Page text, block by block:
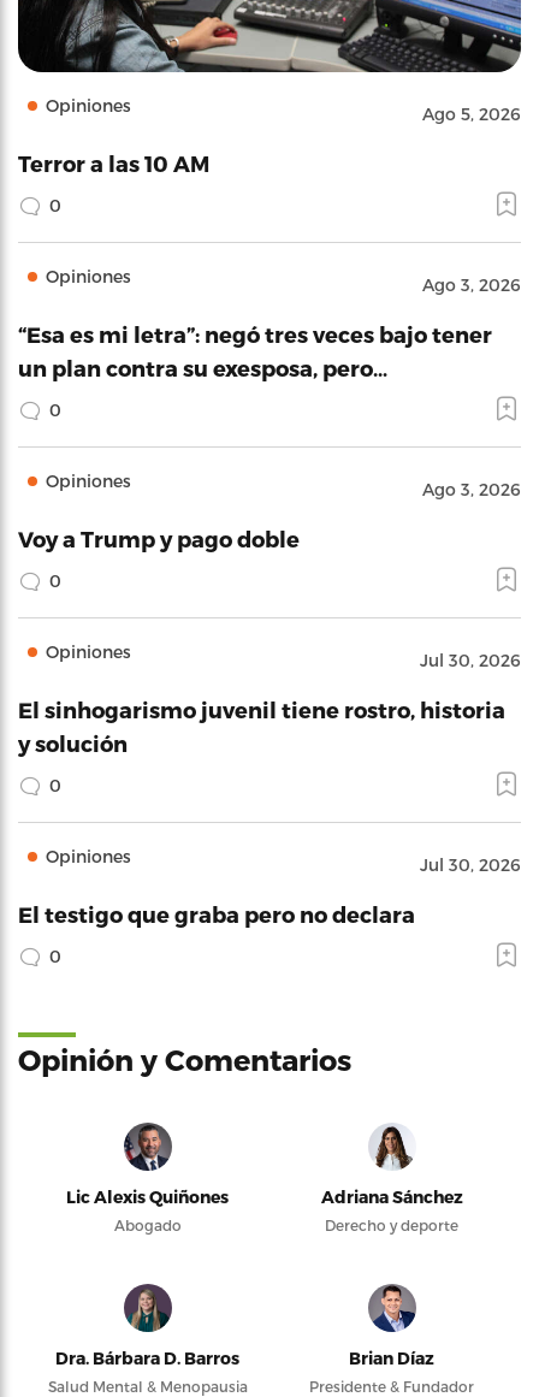
Opiniones Ago 5, 2026
Terror a las 10 AM
0
Opiniones Ago 3, 2026
“Esa es mi letra”: negó tres veces bajo tener
un plan contra su exesposa, pero…
0
Opiniones Ago 3, 2026
Voy a Trump y pago doble
0
Opiniones Jul 30, 2026
El sinhogarismo juvenil tiene rostro, historia
y solución
0
Opiniones Jul 30, 2026
El testigo que graba pero no declara
0
Opinión y Comentarios
Lic Alexis Quiñones
Abogado
Adriana Sánchez
Derecho y deporte
Dra. Bárbara D. Barros
Salud Mental & Menopausia
Brian Díaz
Presidente & Fundador